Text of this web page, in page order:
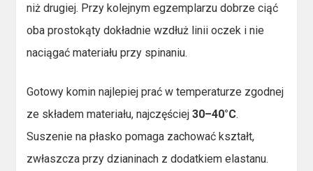
niż drugiej. Przy kolejnym egzemplarzu dobrze ciąć
oba prostokąty dokładnie wzdłuż linii oczek i nie
naciągać materiału przy spinaniu.
Gotowy komin najlepiej prać w temperaturze zgodnej
ze składem materiału, najczęściej30–40°C.
Suszenie na płasko pomaga zachować kształt,
zwłaszcza przy dzianinach z dodatkiem elastanu.